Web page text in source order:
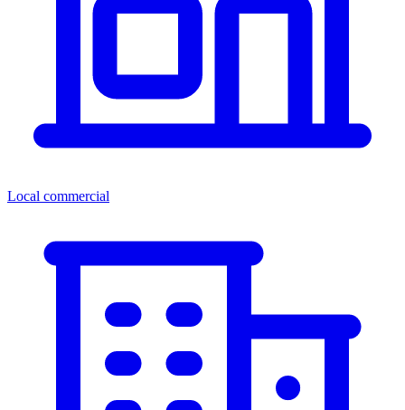
Local commercial